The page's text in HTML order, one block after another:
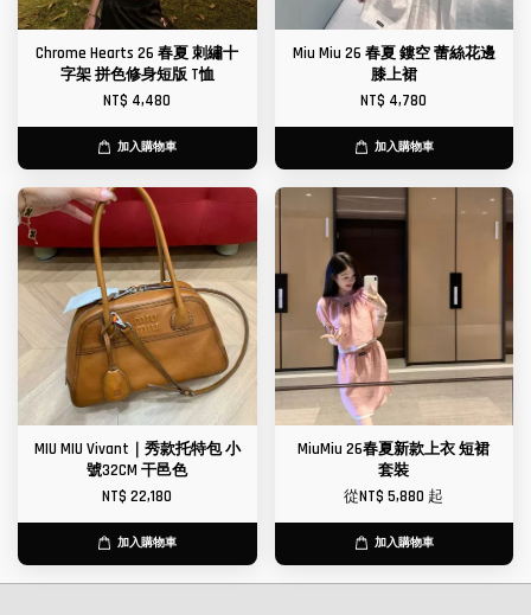
Chrome Hearts 26 春夏 刺繡十
字架 拼色修身短版 T恤
NT$ 4,480
加入購物車
Miu Miu 26 春夏 鏤空 蕾絲花邊
膝上裙
NT$ 4,780
加入購物車
MIU MIU Vivant｜秀款托特包 小
號32CM 干邑色
NT$ 22,180
加入購物車
MiuMiu 26春夏新款上衣 短裙
套裝
從NT$ 5,880起
加入購物車